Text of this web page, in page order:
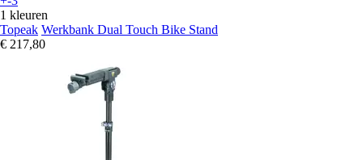
1 kleuren
Topeak Werkbank Dual Touch Bike Stand
€ 217,80